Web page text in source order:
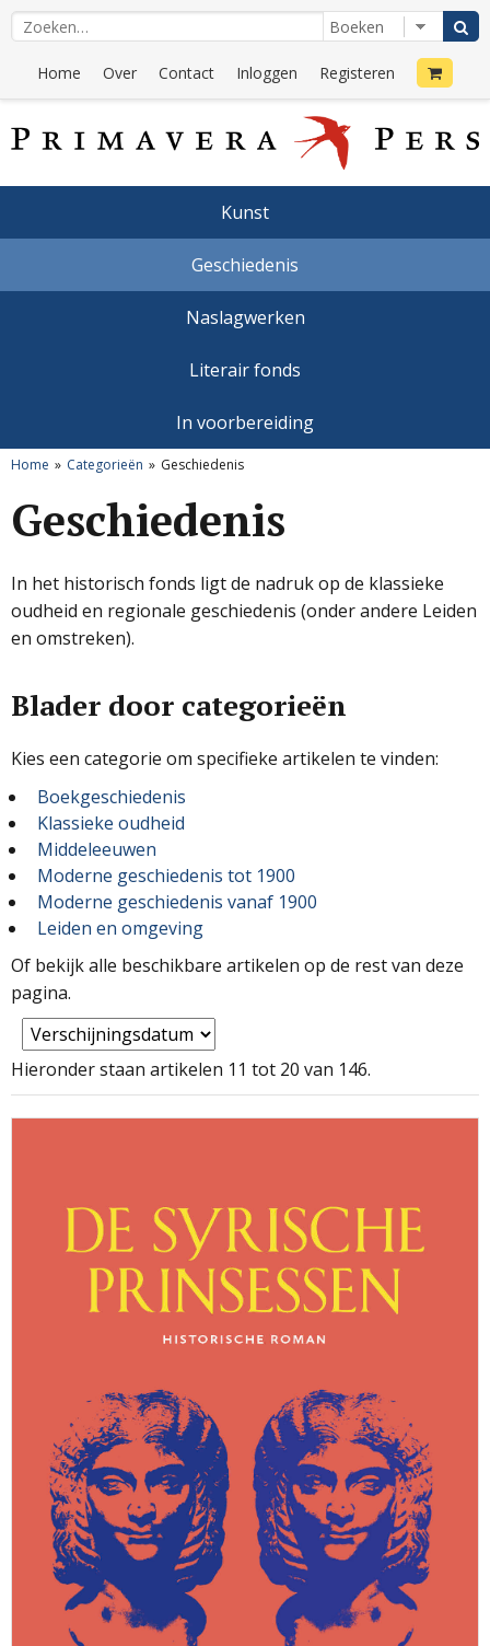
Home Over Contact Inloggen Registeren
Kunst
Geschiedenis
Naslagwerken
Literair fonds
In voorbereiding
Home Categorieën Geschiedenis
Geschiedenis
In het historisch fonds ligt de nadruk op de klassieke
oudheid en regionale geschiedenis (onder andere Leiden
en omstreken).
Blader door categorieën
Kies een categorie om specifieke artikelen te vinden:
Boekgeschiedenis
Klassieke oudheid
Middeleeuwen
Moderne geschiedenis tot 1900
Moderne geschiedenis vanaf 1900
Leiden en omgeving
Of bekijk alle beschikbare artikelen op de rest van deze
pagina.
Hieronder staan artikelen 11 tot 20 van 146.